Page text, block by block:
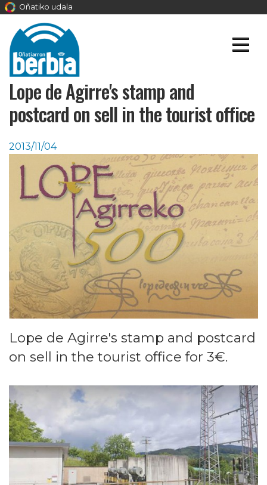
Oñatiko udala
Lope de Agirre's stamp and
postcard on sell in the tourist office
2013/11/04
Lope de Agirre's stamp and postcard
on sell in the tourist office for 3€.